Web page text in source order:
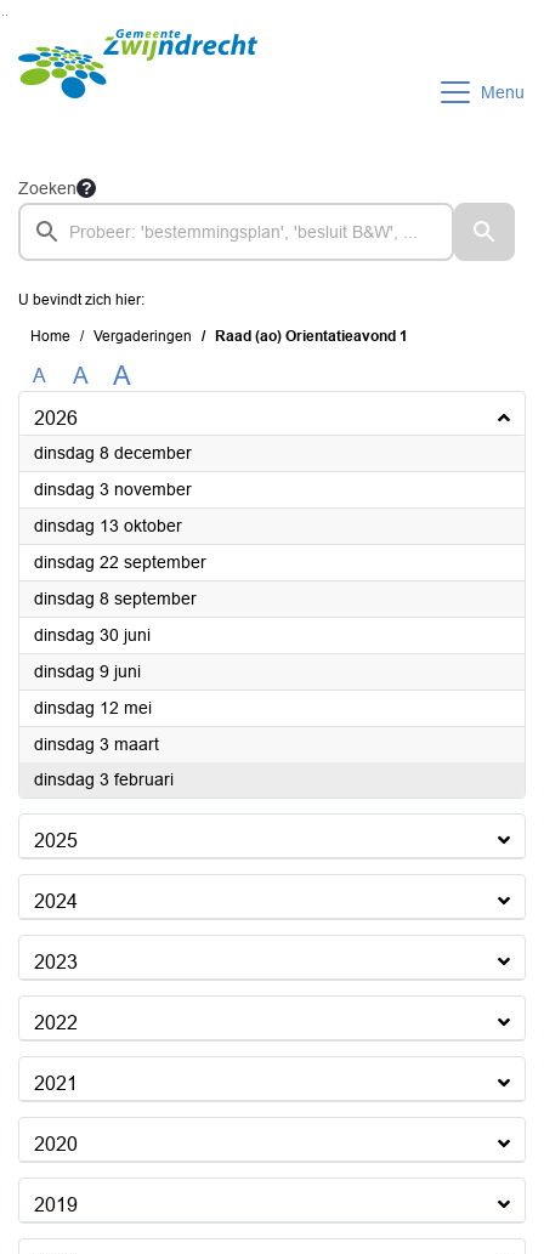
Ga naar de inhoud van deze pagina
Ga naar het zoeken
Ga naar het menu
Menu
Zoeken
U bevindt zich hier:
Home Vergaderingen Raad (ao) Orientatieavond 1
A A A
2026
dinsdag 8 december2026
dinsdag 3 november2026
dinsdag 13 oktober2026
dinsdag 22 september2026
dinsdag 8 september2026
dinsdag 30 juni2026
dinsdag 9 juni2026
dinsdag 12 mei2026
dinsdag 3 maart2026
dinsdag 3 februari2026
2025
2024
2023
2022
2021
2020
2019